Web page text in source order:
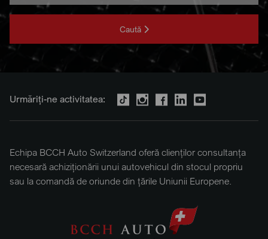
Caută
Urmăriți-ne activitatea:
Echipa BCCH Auto Switzerland oferă clienților consultanța
necesară achiziționării unui autovehicul din stocul propriu
sau la comandă de oriunde din țările Uniunii Europene.